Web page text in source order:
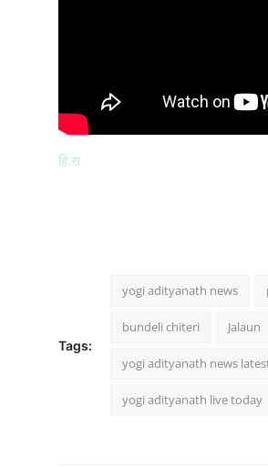
हि.स
Tags:
yogi adityanath news
bundeli chiteri Jalaun
yogi adityanath news
yogi adityanath live today